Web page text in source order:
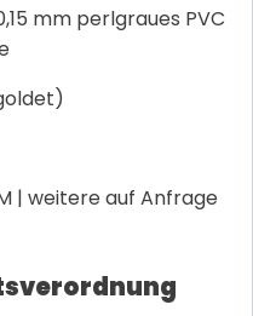
mm perlgraues PVC
| weitere auf Anfrage